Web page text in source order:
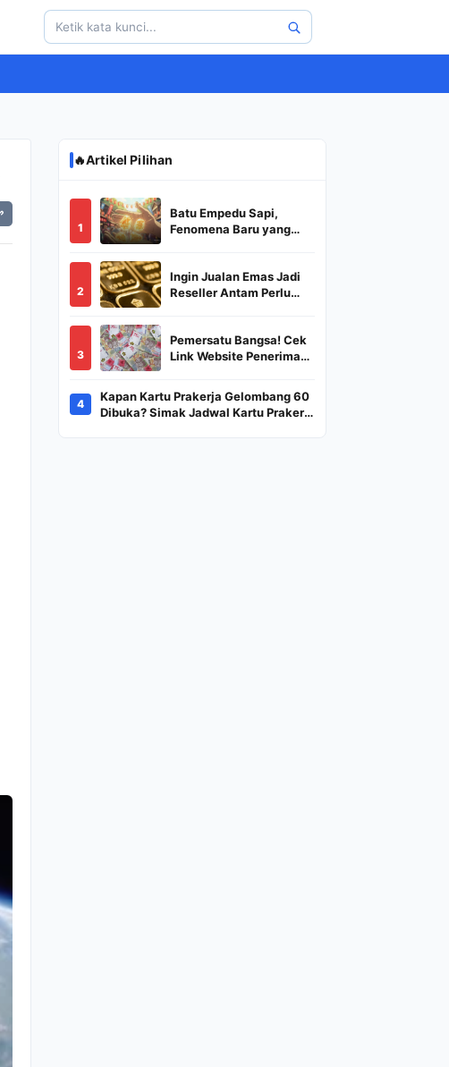
🔥Artikel Pilihan
1
Batu Empedu Sapi,
Fenomena Baru yang
2
Ingin Jualan Emas Jadi
Reseller Antam Perlu
Bagaimana
Prosedurnya?
3
Pemersatu Bangsa! Cek
Link Website Penerima
Dana Rp600 Ribu Rupiah
4
Kapan Kartu Prakerja Gelombang 60
Dibuka? Simak Jadwal Kartu Prakerja